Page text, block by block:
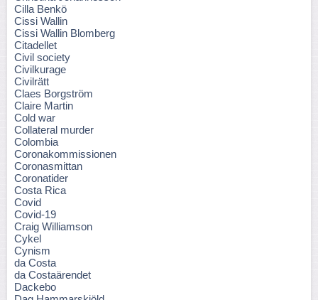
Cilla Benkö
Cissi Wallin
Cissi Wallin Blomberg
Citadellet
Civil society
Civilkurage
Civilrätt
Claes Borgström
Claire Martin
Cold war
Collateral murder
Colombia
Coronakommissionen
Coronasmittan
Coronatider
Costa Rica
Covid
Covid-19
Craig Williamson
Cykel
Cynism
da Costa
da Costaärendet
Dackebo